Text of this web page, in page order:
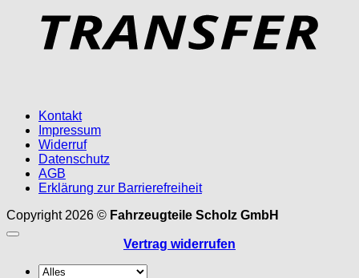
Kontakt
Impressum
Widerruf
Datenschutz
AGB
Erklärung zur Barrierefreiheit
Copyright 2026 © Fahrzeugteile Scholz GmbH
Vertrag widerrufen